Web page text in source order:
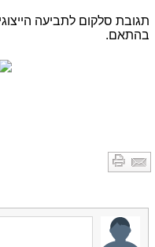
תגובת סלקום לתביעה
בהתאם.